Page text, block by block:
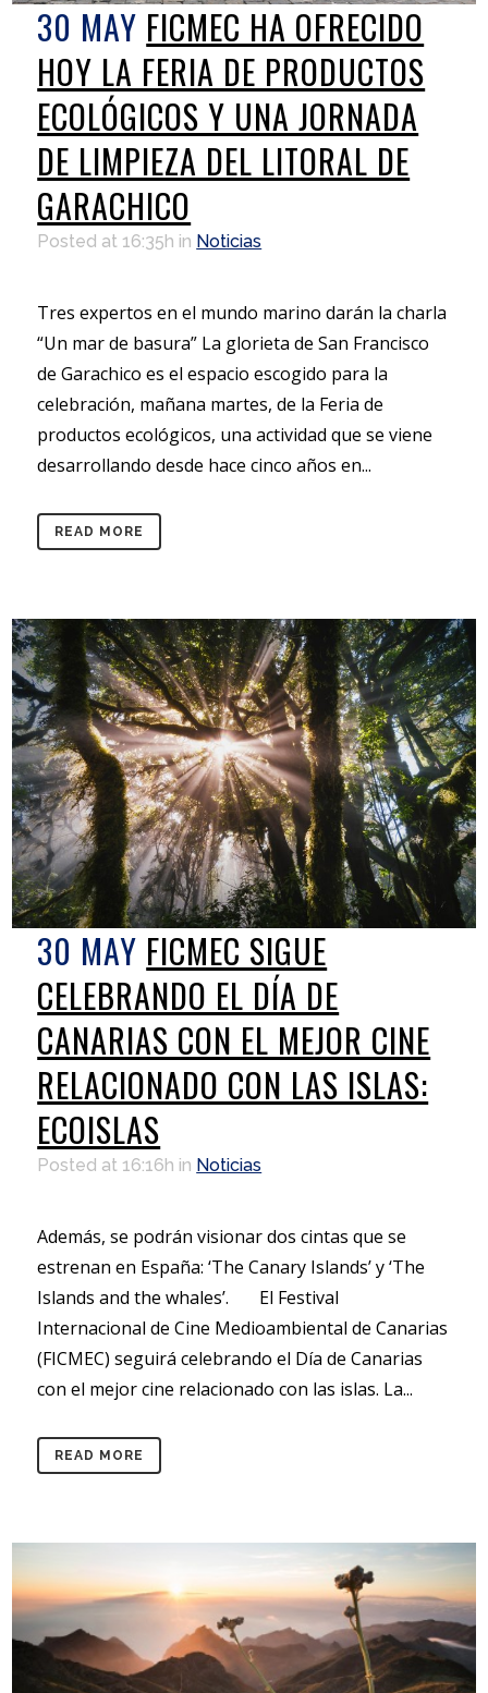
30 MAY FICMEC HA OFRECIDO
HOY LA FERIA DE PRODUCTOS
ECOLÓGICOS Y UNA JORNADA
DE LIMPIEZA DEL LITORAL DE
GARACHICO
Posted at 16:35h in Noticias
Tres expertos en el mundo marino darán la charla
“Un mar de basura” La glorieta de San Francisco
de Garachico es el espacio escogido para la
celebración, mañana martes, de la Feria de
productos ecológicos, una actividad que se viene
desarrollando desde hace cinco años en...
READ MORE
30 MAY FICMEC SIGUE
CELEBRANDO EL DÍA DE
CANARIAS CON EL MEJOR CINE
RELACIONADO CON LAS ISLAS:
ECOISLAS
Posted at 16:16h in Noticias
Además, se podrán visionar dos cintas que se
estrenan en España: ‘The Canary Islands’ y ‘The
Islands and the whales’. El Festival
Internacional de Cine Medioambiental de Canarias
(FICMEC) seguirá celebrando el Día de Canarias
con el mejor cine relacionado con las islas. La...
READ MORE